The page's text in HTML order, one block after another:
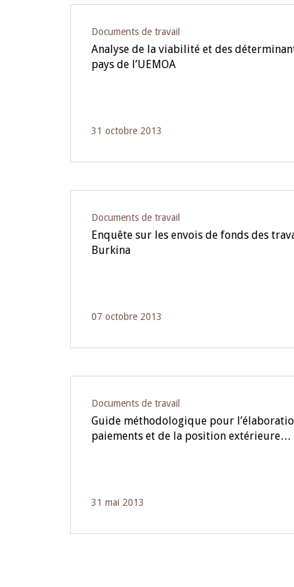
Documents de travail
Analyse de la viabilité et des
pays de l’UEMOA
31 octobre 2013
Documents de travail
Enquête sur les envois de fonds des
Burkina
07 octobre 2013
Documents de travail
Guide méthodologique pour
paiements et de la position extérieure…
31 mai 2013